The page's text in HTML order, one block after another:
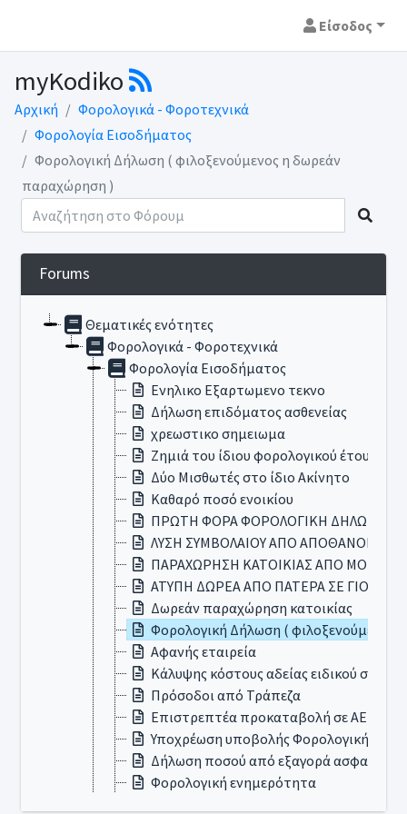
Είσοδος
myKodiko
Αρχική
Φορολογικά - Φοροτεχνικά
Φορολογία Εισοδήματος
Φορολογική Δήλωση ( φιλοξενούμενος η δωρεάν
παραχώρηση )
Forums
Θεματικές ενότητες
Φορολογικά - Φοροτεχνικά
Φορολογία Εισοδήματος
Ενηλικο Εξαρτωμενο τεκνο
Δήλωση επιδόματος ασθενείας
χρεωστικο σημειωμα
Ζημιά του ίδιου φορολογικού έτους
Δύο Μισθωτές στο ίδιο Ακίνητο
Καθαρό ποσό ενοικίου
ΠΡΩΤΗ ΦΟΡΑ ΦΟΡΟΛΟΓΙΚΗ ΔΗΛΩΣΗ
ΛΥΣΗ ΣΥΜΒΟΛΑΙΟΥ ΑΠΟ ΑΠΟΘΑΝΟΝΤΑ
ΠΑΡΑΧΩΡΗΣΗ ΚΑΤΟΙΚΙΑΣ ΑΠΟ ΜΟΝΙΜΟ
ΑΤΥΠΗ ΔΩΡΕΑ ΑΠΟ ΠΑΤΕΡΑ ΣΕ ΓΙΟ
Δωρεάν παραχώρηση κατοικίας
Φορολογική Δήλωση ( φιλοξενούμενος
Αφανής εταιρεία
Κάλυψης κόστους αδείας ειδικού
Πρόσοδοι από Τράπεζα
Επιστρεπτέα προκαταβολή σε ΑΕ
Υποχρέωση υποβολής Φορολογικής
Δήλωση ποσού από εξαγορά
Φορολογική ενημερότητα